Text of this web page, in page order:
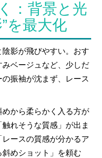
：背景と光
を最大化
影が飛びやすい。おす
ベージュなど、少しだ
振袖が沈まず、レース
から柔らかく入る方が
れそうな質感」が出ま
ースの質感が分かるア
めショット」を頼む